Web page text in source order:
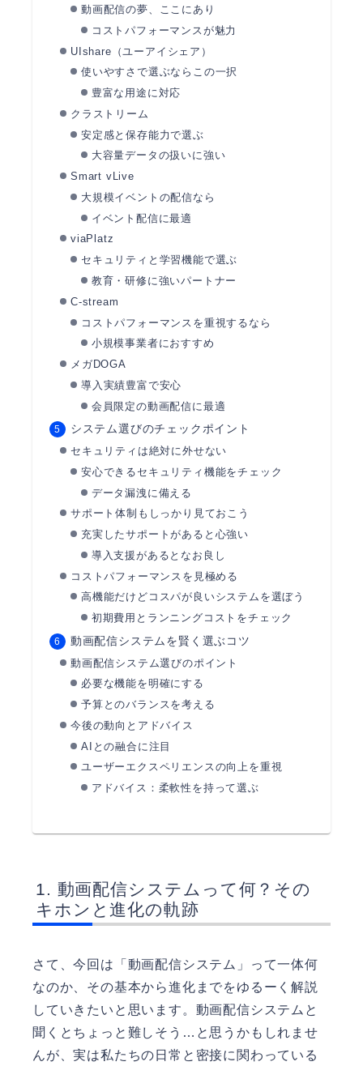
動画配信の夢、ここにあり
コストパフォーマンスが魅力
UIshare（ユーアイシェア）
使いやすさで選ぶならこの一択
豊富な用途に対応
クラストリーム
安定感と保存能力で選ぶ
大容量データの扱いに強い
Smart vLive
大規模イベントの配信なら
イベント配信に最適
viaPlatz
セキュリティと学習機能で選ぶ
教育・研修に強いパートナー
C-stream
コストパフォーマンスを重視するなら
小規模事業者におすすめ
メガDOGA
導入実績豊富で安心
会員限定の動画配信に最適
システム選びのチェックポイント
セキュリティは絶対に外せない
安心できるセキュリティ機能をチェック
データ漏洩に備える
サポート体制もしっかり見ておこう
充実したサポートがあると心強い
導入支援があるとなお良し
コストパフォーマンスを見極める
高機能だけどコスパが良いシステムを選ぼう
初期費用とランニングコストをチェック
動画配信システムを賢く選ぶコツ
動画配信システム選びのポイント
必要な機能を明確にする
予算とのバランスを考える
今後の動向とアドバイス
AIとの融合に注目
ユーザーエクスペリエンスの向上を重視
アドバイス：柔軟性を持って選ぶ
動画配信システムって何？その
キホンと進化の軌跡
さて、今回は「動画配信システム」って一体何
なのか、その基本から進化までをゆるーく解説
していきたいと思います。動画配信システムと
聞くとちょっと難しそう…と思うかもしれませ
んが、実は私たちの日常と密接に関わっている